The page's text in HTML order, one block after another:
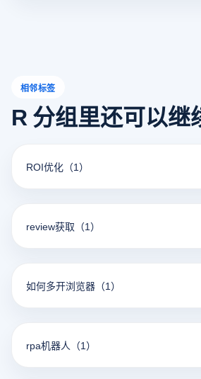
相邻标签
R 分组里还可以继
ROI优化 （1）
review获取 （1）
如何多开浏览器 （1）
rpa机器人 （1）